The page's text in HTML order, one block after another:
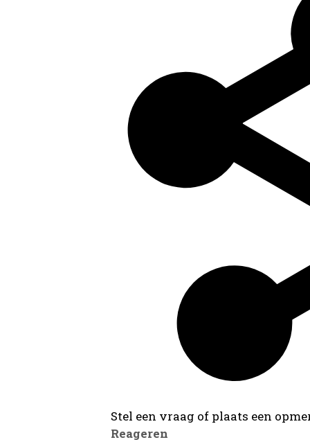
Stel een vraag of plaats een
Reageren